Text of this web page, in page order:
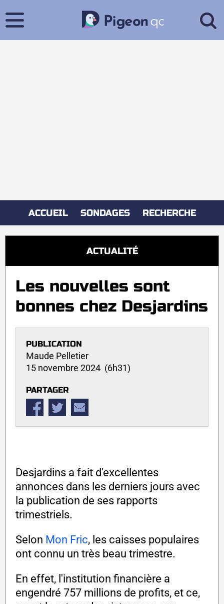
ACCUEIL SONDAGES RECHERCHE
ACTUALITÉ
Les nouvelles sont
bonnes chez Desjardins
PUBLICATION
Maude Pelletier
15 novembre 2024 (6h31)
PARTAGER
Desjardins a fait d'excellentes
annonces dans les derniers jours avec
la publication de ses rapports
trimestriels.
Selon Mon Fric, les caisses populaires
ont connu un très beau trimestre.
En effet, l'institution financière a
engendré 757 millions de profits, et ce,